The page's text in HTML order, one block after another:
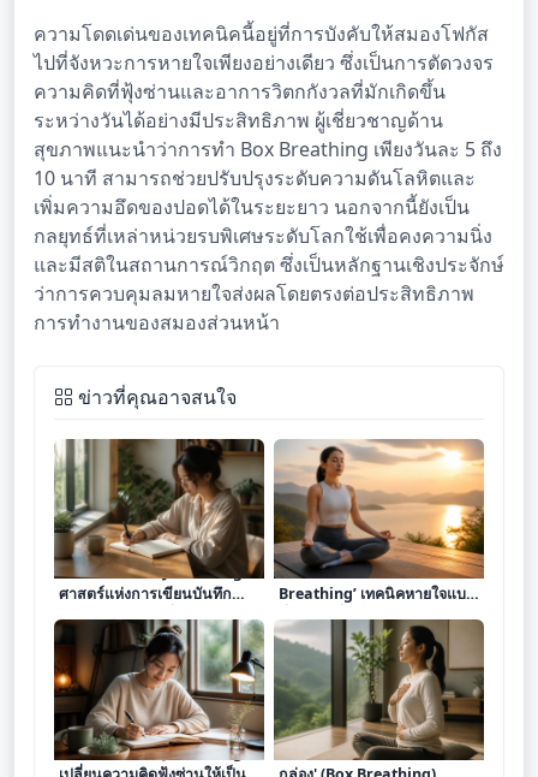
ความโดดเด่นของเทคนิคนี้อยู่ที่การบังคับให้สมองโฟกัส
ไปที่จังหวะการหายใจเพียงอย่างเดียว ซึ่งเป็นการตัดวงจร
ความคิดที่ฟุ้งซ่านและอาการวิตกกังวลที่มักเกิดขึ้น
ระหว่างวันได้อย่างมีประสิทธิภาพ ผู้เชี่ยวชาญด้าน
สุขภาพแนะนำว่าการทำ Box Breathing เพียงวันละ 5 ถึง
10 นาที สามารถช่วยปรับปรุงระดับความดันโลหิตและ
เพิ่มความอึดของปอดได้ในระยะยาว นอกจากนี้ยังเป็น
กลยุทธ์ที่เหล่าหน่วยรบพิเศษระดับโลกใช้เพื่อคงความนิ่ง
และมีสติในสถานการณ์วิกฤต ซึ่งเป็นหลักฐานเชิงประจักษ์
ว่าการควบคุมลมหายใจส่งผลโดยตรงต่อประสิทธิภาพ
การทำงานของสมองส่วนหน้า
ข่าวที่คุณอาจสนใจ
เจาะลึก ‘การทำ Journaling’
ศาสตร์แห่งการเขียนบันทึก
สะท้อนความคิดเพื่อจัดระเบียบ
จิตใจและเพิ่มประสิทธิภาพการ
ใช้ชีวิต
เจาะลึก ‘การทำ Box
Breathing’ เทคนิคหายใจแบบ
สี่จังหวะเพื่อคุมสติและสยบ
ความตึงเครียด
เจาะลึก 'การทำ Journaling'
เจาะลึก 'การฝึกลมหายใจแบบ